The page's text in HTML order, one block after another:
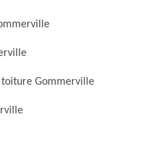
toiture Gommerville